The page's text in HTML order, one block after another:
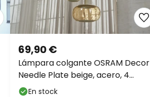
Lámpara colgante OSRAM Decor
Needle Plate beige, acero, 4
luces, E27
69,90 €
En stock